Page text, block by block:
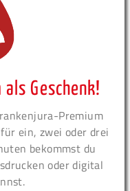
Geschenk!
Premium
ein, zwei oder drei
bekommst du
oder digital